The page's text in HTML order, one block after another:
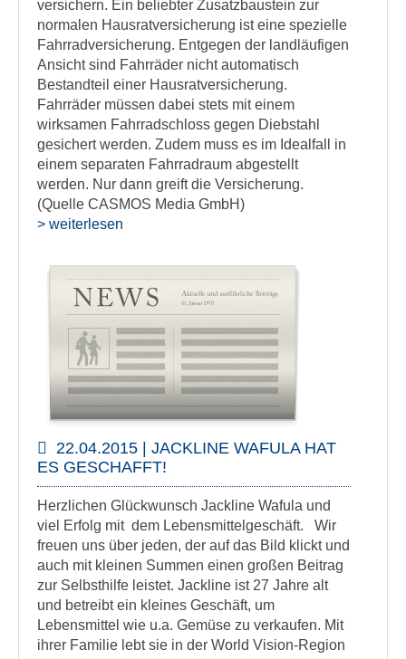
versichern. Ein beliebter Zusatzbaustein zur
normalen Hausratversicherung ist eine spezielle
Fahrradversicherung. Entgegen der landläufigen
Ansicht sind Fahrräder nicht automatisch
Bestandteil einer Hausratversicherung.
Fahrräder müssen dabei stets mit einem
wirksamen Fahrradschloss gegen Diebstahl
gesichert werden. Zudem muss es im Idealfall in
einem separaten Fahrradraum abgestellt
werden. Nur dann greift die Versicherung.
(Quelle CASMOS Media GmbH)
> weiterlesen
22.04.2015 | JACKLINE WAFULA HAT
ES GESCHAFFT!
Herzlichen Glückwunsch Jackline Wafula und
viel Erfolg mit dem Lebensmittelgeschäft. Wir
freuen uns über jeden, der auf das Bild klickt und
auch mit kleinen Summen einen großen Beitrag
zur Selbsthilfe leistet. Jackline ist 27 Jahre alt
und betreibt ein kleines Geschäft, um
Lebensmittel wie u.a. Gemüse zu verkaufen. Mit
ihrer Familie lebt sie in der World Vision-Region